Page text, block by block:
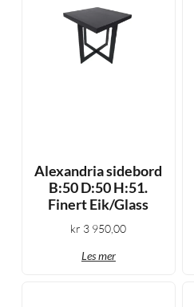
Alexandria sidebord
B:50 D:50 H:51.
Finert Eik/Glass
kr 3 950,00
Les mer